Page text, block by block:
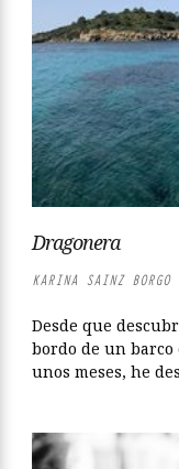
Dragonera
KARINA SAINZ BORGO
Desde que
bordo de un barco
unos meses, he